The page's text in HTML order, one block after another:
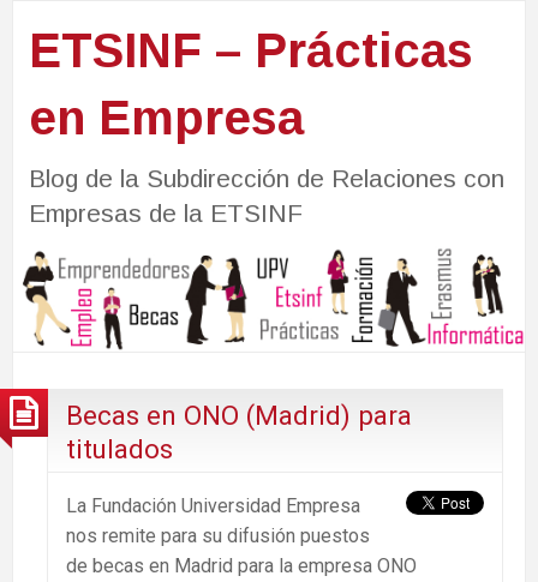
ETSINF – Prácticas
en Empresa
Blog de la Subdirección de Relaciones con
Empresas de la ETSINF
Becas en ONO (Madrid) para
titulados
La Fundación Universidad Empresa
nos remite para su difusión puestos
de becas en Madrid para la empresa ONO